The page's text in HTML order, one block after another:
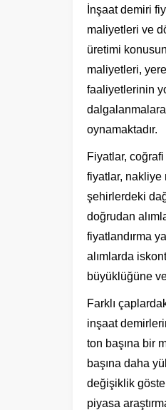
İnşaat demiri
maliyetleri ve
üretimi
maliyetleri,
faaliyetlerinin
oynamaktadır.
Fiyatlar,
fiyatlar, nakliye
şehirlerdeki
doğrudan
fiyatlandırma
alımlarda
büyüklüğüne
Farklı
inşaat
ton başına bir
başına daha
değişiklik
piyasa